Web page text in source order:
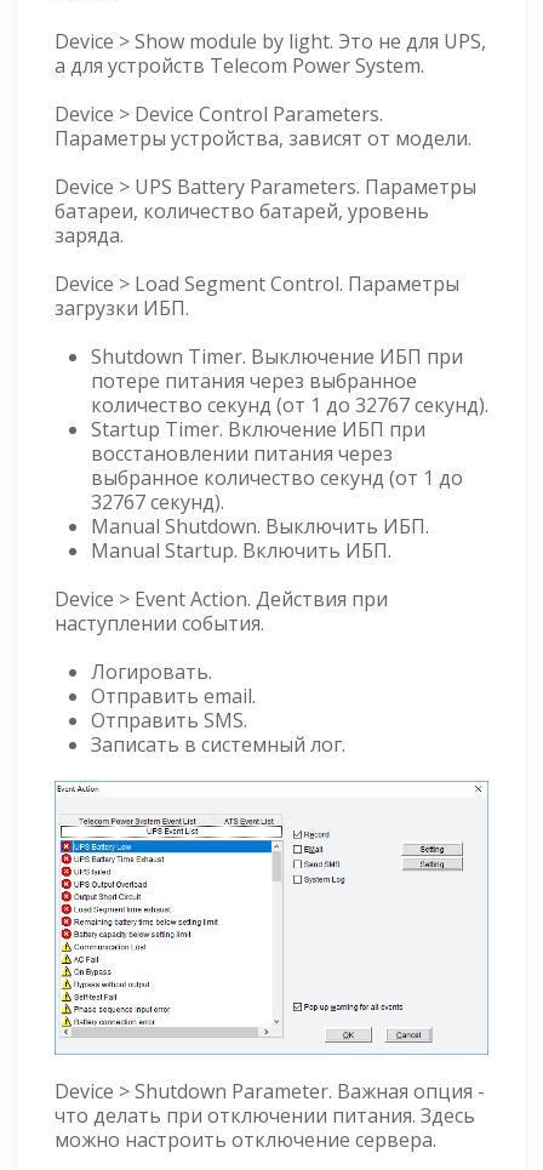
Device > Show module by light. Это не для UPS,
а для устройств Telecom Power System.
Device > Device Control Parameters.
Параметры устройства, зависят от модели.
Device > UPS Battery Parameters. Параметры
батареи, количество батарей, уровень
заряда.
Device > Load Segment Control. Параметры
загрузки ИБП.
Shutdown Timer. Выключение ИБП при
потере питания через выбранное
количество секунд (от 1 до 32767 секунд).
Startup Timer. Включение ИБП при
восстановлении питания через
выбранное количество секунд (от 1 до
32767 секунд).
Manual Shutdown. Выключить ИБП.
Manual Startup. Включить ИБП.
Device > Event Action. Действия при
наступлении события.
Логировать.
Отправить email.
Отправить SMS.
Записать в системный лог.
Device > Shutdown Parameter. Важная опция -
что делать при отключении питания. Здесь
можно настроить отключение сервера.